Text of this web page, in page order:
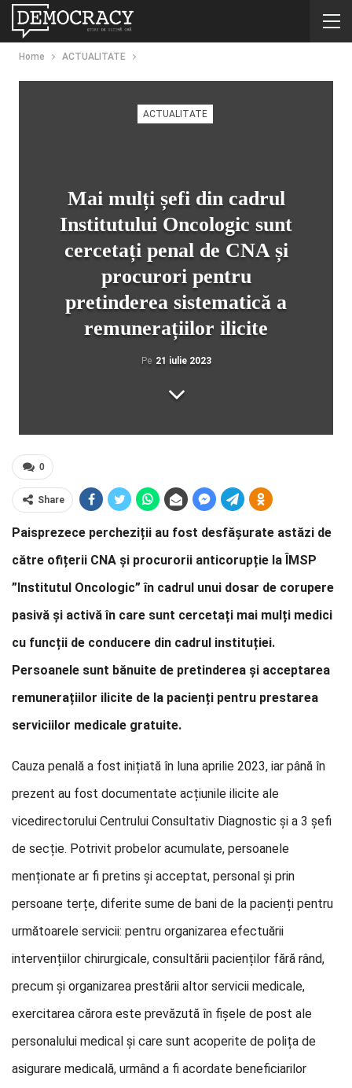
Home ACTUALITATE
ACTUALITATE
Mai mulți șefi din cadrul
Institutului Oncologic sunt
cercetați penal de CNA și
procurori pentru
pretinderea sistematică a
remunerațiilor ilicite
Pe 21 iulie 2023
0
Share
Paisprezece percheziții au fost desfășurate astăzi de
către ofițerii CNA și procurorii anticorupție la ÎMSP
”Institutul Oncologic” în cadrul unui dosar de corupere
pasivă și activă în care sunt cercetați mai mulți medici
cu funcții de conducere din cadrul instituției.
Persoanele sunt bănuite de pretinderea și acceptarea
remunerațiilor ilicite de la pacienți pentru prestarea
serviciilor medicale gratuite.
Cauza penală a fost inițiată în luna aprilie 2023, iar până în
prezent au fost documentate acțiunile ilicite ale
vicedirectorului Centrului Consultativ Diagnostic și a 3 șefi
de secție. Potrivit probelor acumulate, persoanele
menționate ar fi pretins și acceptat, personal și prin
persoane terțe, diferite sume de bani de la pacienți pentru
următoarele servicii: pentru organizarea efectuării
intervențiilor chirurgicale, consultării pacienților fără rând,
precum și organizarea prestării altor servicii medicale,
exercitarea cărora este prevăzută în fișele de post ale
personalului medical și care sunt acoperite de polița de
asigurare medicală, urmând a fi acordate beneficiarilor